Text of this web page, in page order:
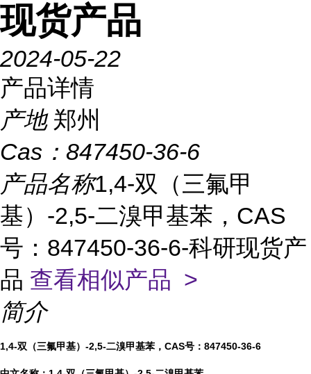
现货产品
2024-05-22
产品详情
产地 郑州
Cas： 847450-36-6
产品名称1,4-双（三氟甲
基）-2,5-二溴甲基苯，CAS
号：847450-36-6-科研现货产
品 查看相似产品 >
简介
1,4-双（三氟甲基）-2,5-二溴甲基苯 ，CAS号： 847450-36-6